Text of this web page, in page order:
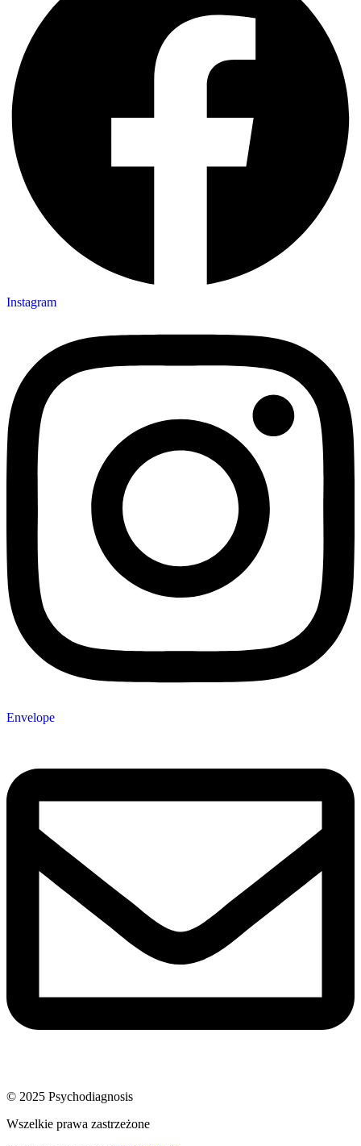
Instagram
Envelope
© 2025 Psychodiagnosis
Wszelkie prawa zastrzeżone